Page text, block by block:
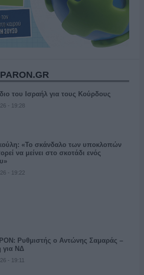
του Ισραήλ για τους Κούρδους
- 19:28
«Το σκάνδαλο των υποκλοπών
να μείνει στο σκοτάδι ενός
- 19:22
Ρυθμιστής ο Αντώνης Σαμαράς –
για ΝΔ
- 19:11